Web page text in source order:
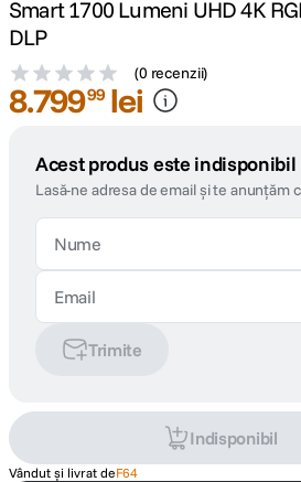
Smart 1700 Lumeni UHD 4K
DLP
(0 recenzii)
8.79999 lei
Acest produs este indisponibil
Lasă-ne adresa de email și te anunțăm
Trimite
Indisponibil
Vândut și livrat deF64